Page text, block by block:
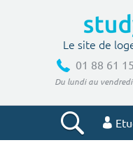
Le site de
01 88 61
Du lundi au